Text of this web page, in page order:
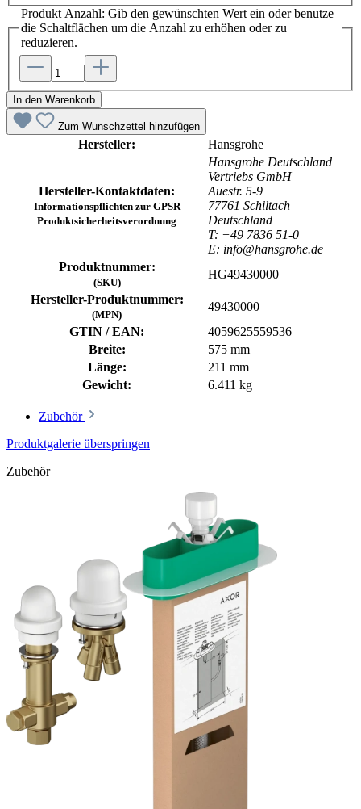
Produkt Anzahl: Gib den gewünschten Wert ein oder benutze
die Schaltflächen um die Anzahl zu erhöhen oder zu
reduzieren.
In den Warenkorb
Zum Wunschzettel hinzufügen
Hersteller: Hansgrohe
Hersteller-Kontaktdaten:
Informationspflichten zur GPSR
Produktsicherheitsverordnung
Hansgrohe Deutschland
Vertriebs GmbH
Auestr. 5-9
77761 Schiltach
Deutschland
T: +49 7836 51-0
E: info@hansgrohe.de
Produktnummer:
(SKU)
HG49430000
Hersteller-Produktnummer:
(MPN)
49430000
GTIN / EAN:
4059625559536
Breite:
575 mm
Länge:
211 mm
Gewicht:
6.411 kg
Zubehör
Produktgalerie überspringen
Zubehör